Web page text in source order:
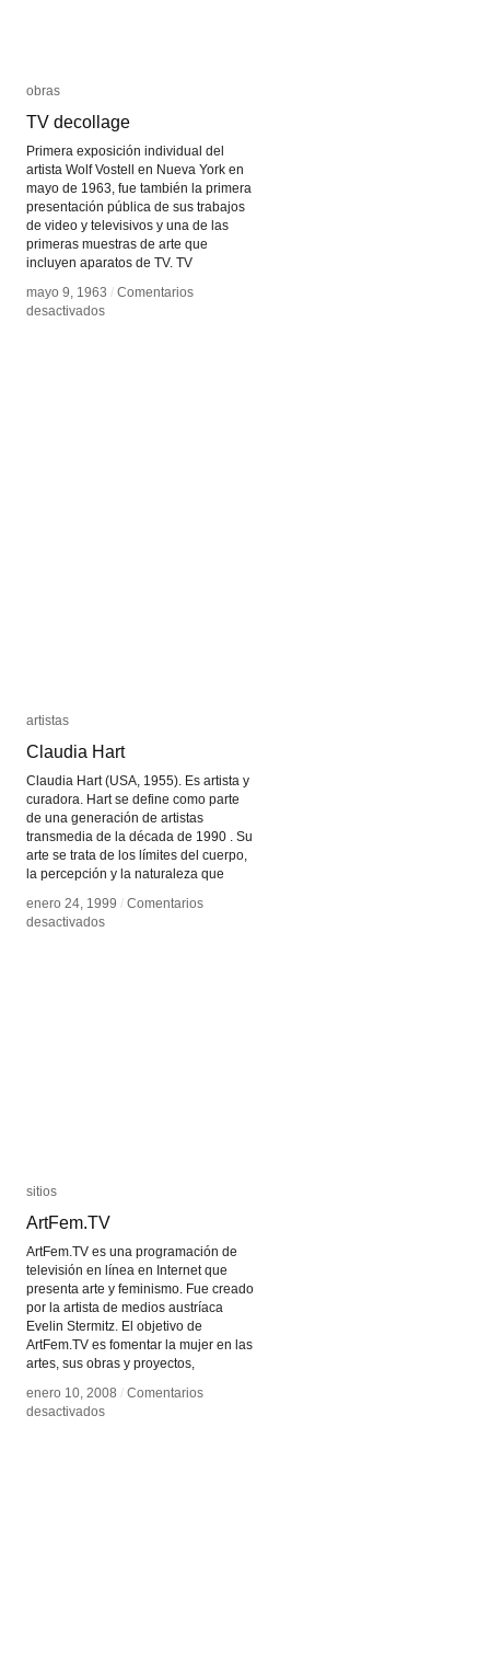
obras
TV decollage
Primera exposición individual del
artista Wolf Vostell en Nueva York en
mayo de 1963, fue también la primera
presentación pública de sus trabajos
de video y televisivos y una de las
primeras muestras de arte que
incluyen aparatos de TV. TV
mayo 9, 1963 / Comentarios
desactivadosen
obras
TV decollage
mayo 9, 1963 / Comentarios
desactivadosen
artistas
Claudia Hart
Claudia Hart (USA, 1955). Es artista y
curadora. Hart se define como parte
de una generación de artistas
transmedia de la década de 1990 . Su
arte se trata de los límites del cuerpo,
la percepción y la naturaleza que
enero 24, 1999 / Comentarios
desactivadosen
artistas
Claudia Hart
enero 24, 1999 / Comentarios
desactivadosen
sitios
ArtFem.TV
ArtFem.TV es una programación de
televisión en línea en Internet que
presenta arte y feminismo. Fue creado
por la artista de medios austríaca
Evelin Stermitz. El objetivo de
ArtFem.TV es fomentar la mujer en las
artes, sus obras y proyectos,
enero 10, 2008 / Comentarios
desactivadosen
sitios
ArtFem.TV
enero 10, 2008 / Comentarios
desactivadosen